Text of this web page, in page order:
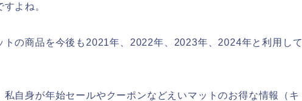
よね。
トの商品を今後も2021年、2022年、2023年、2024年と利用して
私自身が年始セールやクーポンなどえいマットのお得な情報（キ